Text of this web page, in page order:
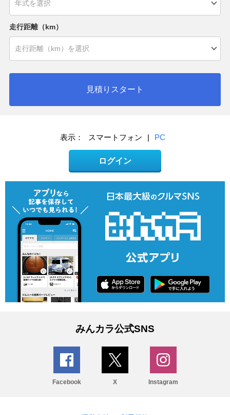
走行距離（km）
見積りスタート
表示： スマートフォン | PC
ログイン
みんカラ公式SNS
Facebook X Instagram